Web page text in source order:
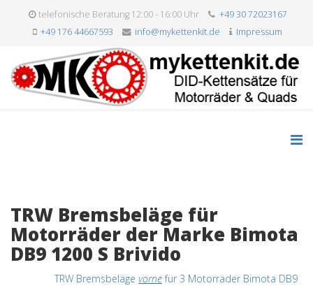
telefonische Beratung 12:00 - 16:00 Uhr
+49 30 72023167
+49 176 44667593
info@mykettenkit.de Impressum
TRW Bremsbeläge für
Motorräder der Marke Bimota
DB9 1200 S Brivido
TRW Bremsbeläge vornefür 3 Motorräder Bimota DB9